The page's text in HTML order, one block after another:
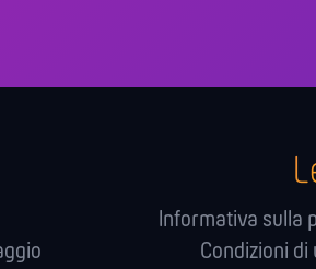
Informativa sulla
Condizioni di